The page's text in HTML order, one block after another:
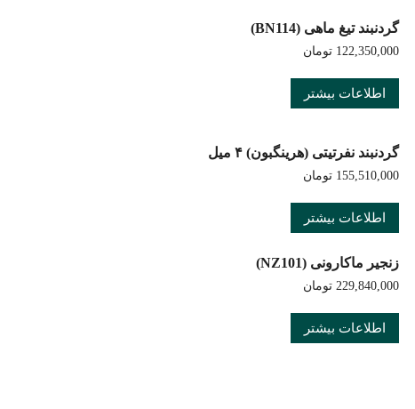
گردنبند تیغ ماهی (BN114)
122,350,000 تومان
اطلاعات بیشتر
گردنبند نفرتیتی (هرینگبون) ۴ میل
155,510,000 تومان
اطلاعات بیشتر
زنجیر ماکارونی (NZ101)
229,840,000 تومان
اطلاعات بیشتر